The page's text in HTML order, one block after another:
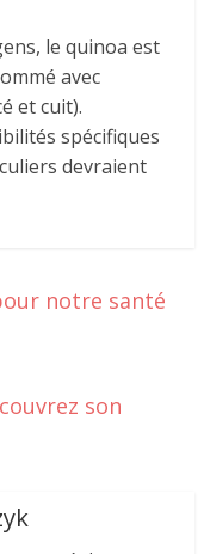
le quinoa est
avec
et cuit).
spécifiques
devraient
notre santé
son